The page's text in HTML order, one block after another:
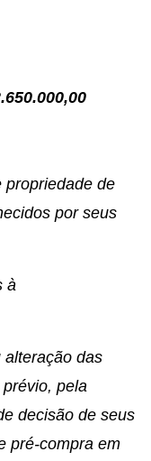
propriedade de
por seus
à
alteração das
pela
decisão de seus
pré-compra em